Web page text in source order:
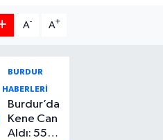
A- A+
BURDUR
HABERLERİ
Burdur’da
Kene Can
Aldı: 55